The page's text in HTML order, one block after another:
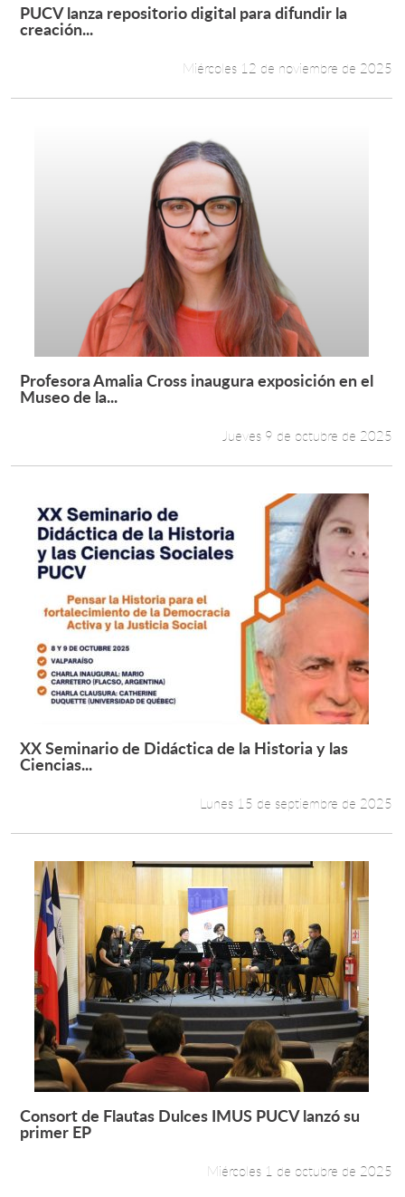
Leer más +
PUCV lanza repositorio digital para difundir la
creación...
Miércoles 12 de noviembre de 2025
Leer más +
Profesora Amalia Cross inaugura exposición en el
Museo de la...
Jueves 9 de octubre de 2025
Leer más +
XX Seminario de Didáctica de la Historia y las
Ciencias...
Lunes 15 de septiembre de 2025
Leer más +
Consort de Flautas Dulces IMUS PUCV lanzó su
primer EP
Miércoles 1 de octubre de 2025